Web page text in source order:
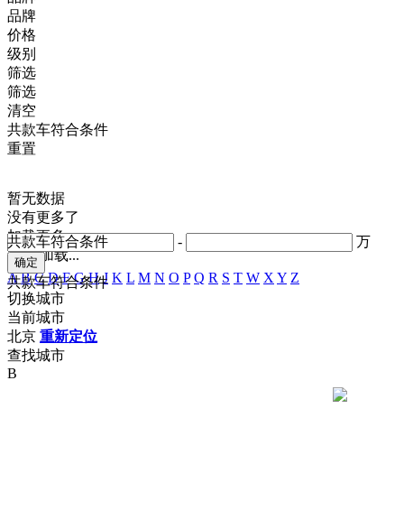
品牌
价格
- 万
共款车符合条件
级别
共款车符合条件
筛选
筛选
清空
共款车符合条件
重置
暂无数据
没有更多了
加载更多
正在加载...
A B C D F G H J K L M N O P Q R S T W X Y Z
切换城市
当前城市
北京 重新定位
查找城市
B